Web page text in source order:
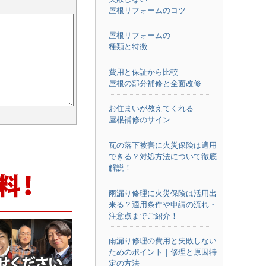
屋根リフォームのコツ
屋根リフォームの
種類と特徴
費用と保証から比較
屋根の部分補修と全面改修
お住まいが教えてくれる
屋根補修のサイン
瓦の落下被害に火災保険は適用
できる？対処方法について徹底
解説！
雨漏り修理に火災保険は活用出
来る？適用条件や申請の流れ・
注意点までご紹介！
雨漏り修理の費用と失敗しない
ためのポイント｜修理と原因特
定の方法